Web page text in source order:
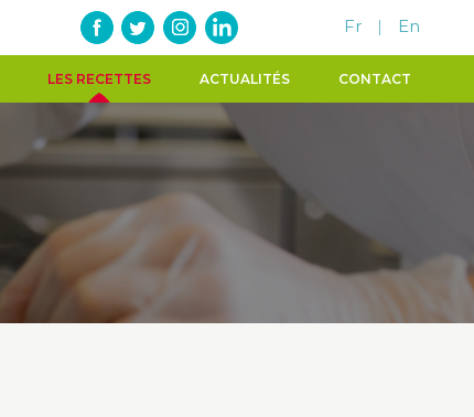
Fr | En
LES RECETTES ACTUALITÉS CONTACT